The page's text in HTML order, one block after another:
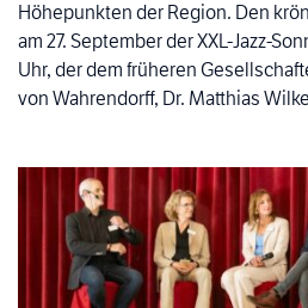
Höhepunkten der Region. Den
am 27. September der XXL-Jazz-
Uhr, der dem früheren
von Wahrendorff, Dr. Matthias